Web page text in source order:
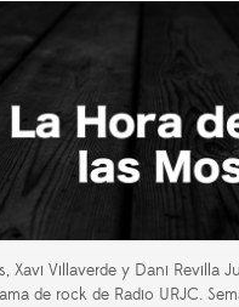
Xavi Villaverde y Dani Revilla
de rock de Radio URJC.